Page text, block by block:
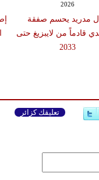
2026
مدريد يحسم صفقة
قادماً من لايبزيغ حتى
2033
تعليقك كزائر